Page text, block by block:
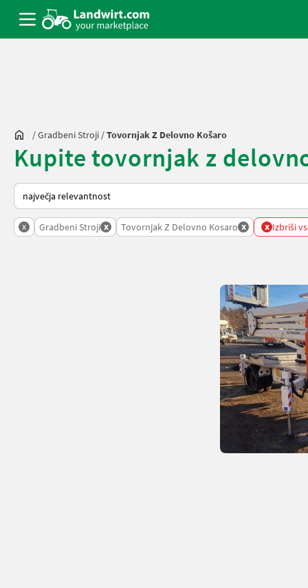
/Gradbeni Stroji /Tovornjak Z Delovno Košaro
Kupite tovornjak z
Tako je razvrščeno na Landwirt.com
x Gradbeni Stroji x Tovornjak Z Delovno Kosaro x x Izbriši